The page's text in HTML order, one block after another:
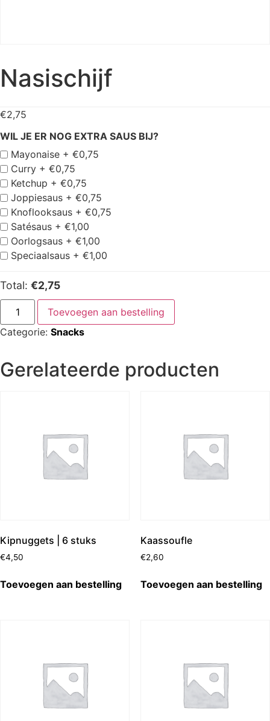
Nasischijf
€2,75
WIL JE ER NOG EXTRA SAUS BIJ?
Mayonaise + €0,75
Curry + €0,75
Ketchup + €0,75
Joppiesaus + €0,75
Knoflooksaus + €0,75
Satésaus + €1,00
Oorlogsaus + €1,00
Speciaalsaus + €1,00
Total: €2,75
Toevoegen aan bestelling
Categorie: Snacks
Gerelateerde producten
Kipnuggets | 6 stuks
€4,50
Toevoegen aan bestelling
Kaassoufle
€2,60
Toevoegen aan bestelling